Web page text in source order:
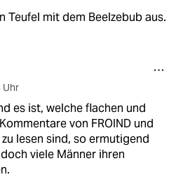
Teufel mit dem Beelzebub aus.
Uhr
es ist, welche flachen und
von FROIND und
lesen sind, so ermutigend
viele Männer ihren